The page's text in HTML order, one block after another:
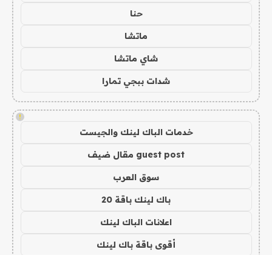
حنا
ماتشا
شاي ماتشا
شدات ببجي تمارا
!
خدمات الباك لينك والجيست
guest post مقال ضيف
سوق العرب
باك لينك باقة 20
اعلانات الباك لينك
أقوى باقة باك لينك